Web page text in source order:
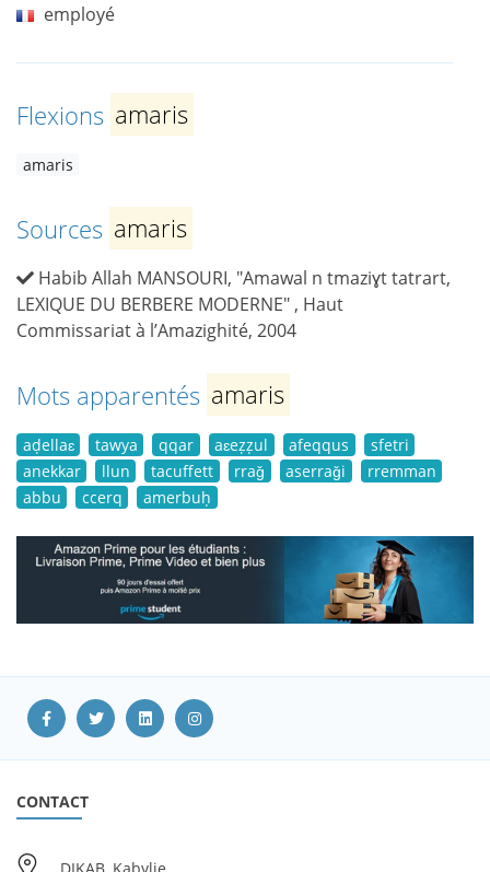
employé
Flexions amaris
amaris
Sources amaris
Habib Allah MANSOURI, "Amawal n tmaziɣt tatrart,
LEXIQUE DU BERBERE MODERNE" , Haut
Commissariat à l’Amazighité, 2004
Mots apparentés amaris
aḍellaɛ tawya qqar aɛeẓẓul afeqqus
sfetri
anekkar
llun tacuffett rraǧ aserraǧi
rremman
abbu
ccerq amerbuḥ
CONTACT
DIKAB, Kabylie